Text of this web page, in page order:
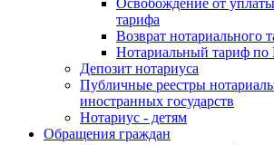
тарифа
Возврат нотариального
Нотариальный тариф
Депозит нотариуса
Публичные реестры
иностранных государств
Нотариус - детям
Обращения граждан